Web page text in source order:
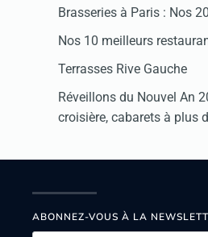
Brasseries à Paris : Nos
Nos 10 meilleurs
Terrasses Rive Gauche
Réveillons du Nouvel An
croisière, cabarets à plus
ABONNEZ-VOUS À LA